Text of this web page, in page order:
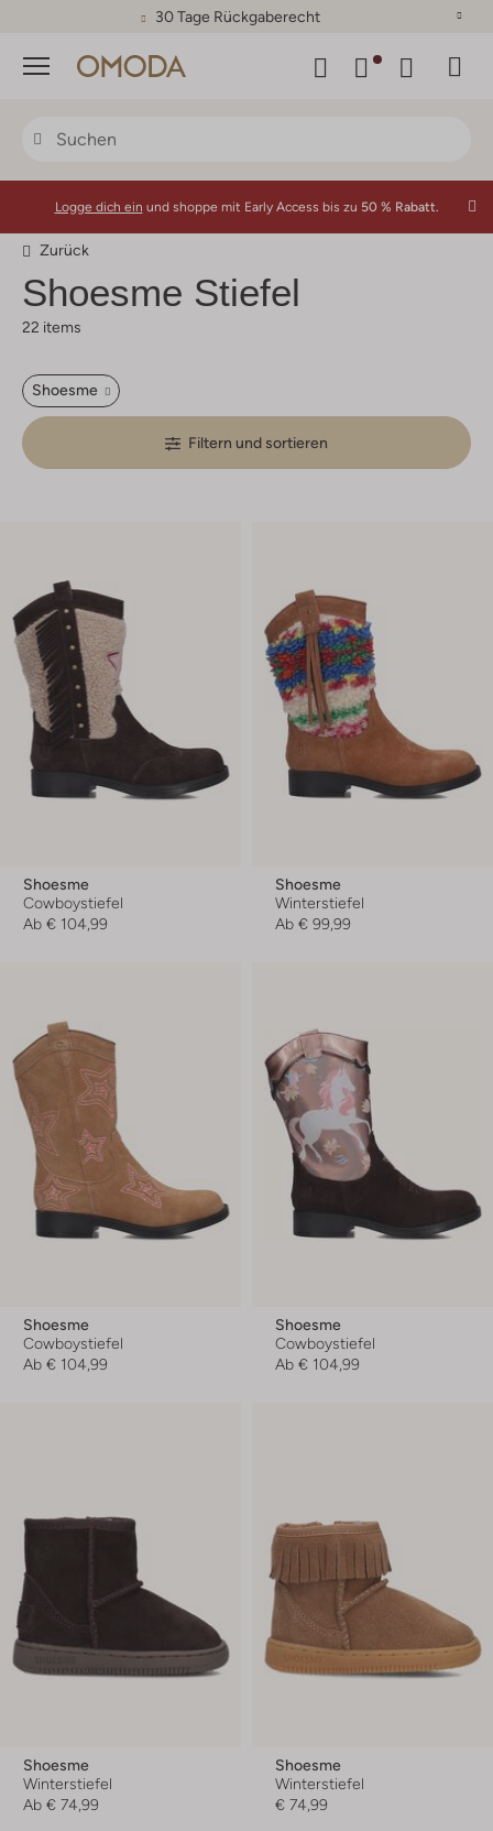
30 Tage Rückgaberecht
Menü
Logge dich ein und shoppe mit Early Access bis zu 50 % Rabatt.
Zurück
Shoesme Stiefel
22 items
Shoesme
Filtern und sortieren
Shoesme
Cowboystiefel
Ab € 104,99
Shoesme
Winterstiefel
Ab € 99,99
Shoesme
Cowboystiefel
Ab € 104,99
Shoesme
Cowboystiefel
Ab € 104,99
Shoesme
Winterstiefel
Ab € 74,99
Shoesme
Winterstiefel
€ 74,99